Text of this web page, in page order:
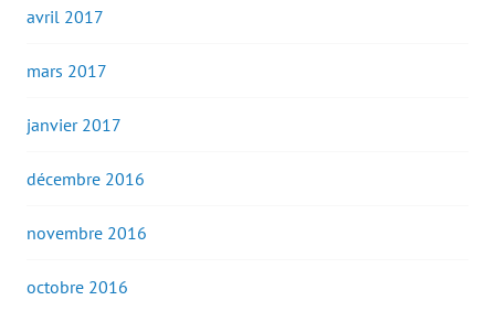
avril 2017
mars 2017
janvier 2017
décembre 2016
novembre 2016
octobre 2016